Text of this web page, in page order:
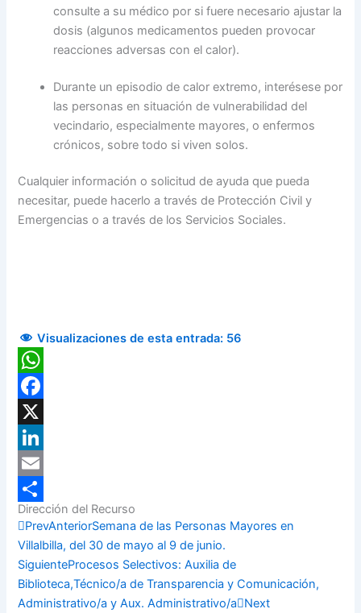
consulte a su médico por si fuere necesario ajustar la
dosis (algunos medicamentos pueden provocar
reacciones adversas con el calor).
Durante un episodio de calor extremo, interésese por
las personas en situación de vulnerabilidad del
vecindario, especialmente mayores, o enfermos
crónicos, sobre todo si viven solos.
Cualquier información o solicitud de ayuda que pueda
necesitar, puede hacerlo a través de Protección Civil y
Emergencias o a través de los Servicios Sociales.
Visualizaciones de esta entrada: 56
WhatsApp
Facebook
X
LinkedIn
Email
Compartir
Dirección del Recurso
PrevAnteriorSemana de las Personas Mayores en
Villalbilla, del 30 de mayo al 9 de junio.
SiguienteProcesos Selectivos: Auxilia de
Biblioteca,Técnico/a de Transparencia y Comunicación,
Administrativo/a y Aux. Administrativo/a
Next